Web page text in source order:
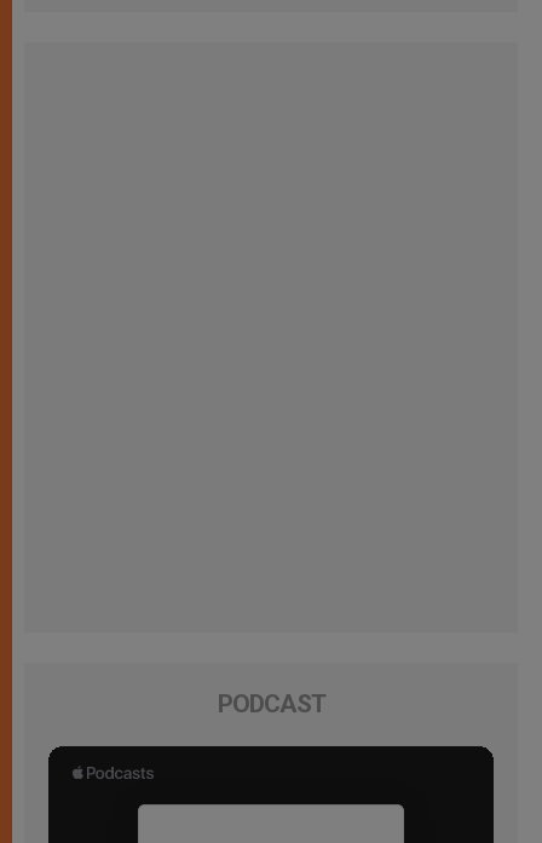
PODCAST